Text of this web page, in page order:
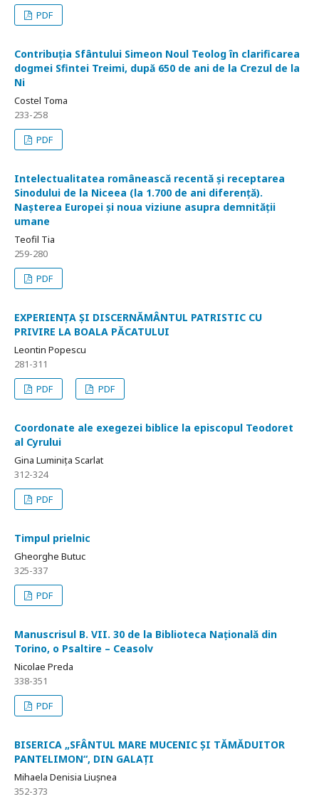
PDF
Contribuția Sfântului Simeon Noul Teolog în clarificarea
dogmei Sfintei Treimi, după 650 de ani de la Crezul de la
Ni
Costel Toma
233-258
PDF
Intelectualitatea românească recentă și receptarea
Sinodului de la Niceea (la 1.700 de ani diferență).
Nașterea Europei și noua viziune asupra demnității
umane
Teofil Tia
259-280
PDF
EXPERIENȚA ȘI DISCERNĂMÂNTUL PATRISTIC CU
PRIVIRE LA BOALA PĂCATULUI
Leontin Popescu
281-311
PDF
PDF
Coordonate ale exegezei biblice la episcopul Teodoret
al Cyrului
Gina Luminița Scarlat
312-324
PDF
Timpul prielnic
Gheorghe Butuc
325-337
PDF
Manuscrisul B. VII. 30 de la Biblioteca Națională din
Torino, o Psaltire – Ceasolv
Nicolae Preda
338-351
PDF
BISERICA „SFÂNTUL MARE MUCENIC ȘI TĂMĂDUITOR
PANTELIMON“, DIN GALAȚI
Mihaela Denisia Liușnea
352-373